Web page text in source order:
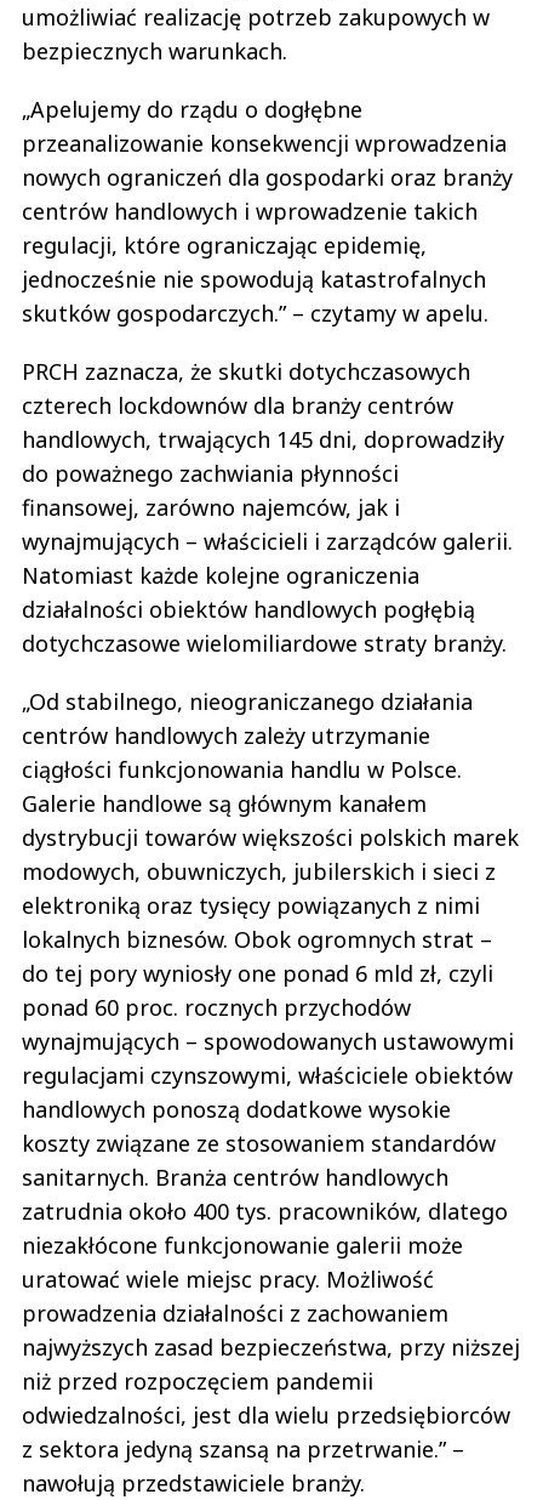
umożliwiać realizację potrzeb zakupowych w
bezpiecznych warunkach.
„Apelujemy do rządu o dogłębne
przeanalizowanie konsekwencji wprowadzenia
nowych ograniczeń dla gospodarki oraz branży
centrów handlowych i wprowadzenie takich
regulacji, które ograniczając epidemię,
jednocześnie nie spowodują katastrofalnych
skutków gospodarczych.” – czytamy w apelu.
PRCH zaznacza, że skutki dotychczasowych
czterech lockdownów dla branży centrów
handlowych, trwających 145 dni, doprowadziły
do poważnego zachwiania płynności
finansowej, zarówno najemców, jak i
wynajmujących – właścicieli i zarządców galerii.
Natomiast każde kolejne ograniczenia
działalności obiektów handlowych pogłębią
dotychczasowe wielomiliardowe straty branży.
„Od stabilnego, nieograniczanego działania
centrów handlowych zależy utrzymanie
ciągłości funkcjonowania handlu w Polsce.
Galerie handlowe są głównym kanałem
dystrybucji towarów większości polskich marek
modowych, obuwniczych, jubilerskich i sieci z
elektroniką oraz tysięcy powiązanych z nimi
lokalnych biznesów. Obok ogromnych strat –
do tej pory wyniosły one ponad 6 mld zł, czyli
ponad 60 proc. rocznych przychodów
wynajmujących – spowodowanych ustawowymi
regulacjami czynszowymi, właściciele obiektów
handlowych ponoszą dodatkowe wysokie
koszty związane ze stosowaniem standardów
sanitarnych. Branża centrów handlowych
zatrudnia około 400 tys. pracowników, dlatego
niezakłócone funkcjonowanie galerii może
uratować wiele miejsc pracy. Możliwość
prowadzenia działalności z zachowaniem
najwyższych zasad bezpieczeństwa, przy niższej
niż przed rozpoczęciem pandemii
odwiedzalności, jest dla wielu przedsiębiorców
z sektora jedyną szansą na przetrwanie.” –
nawołują przedstawiciele branży.